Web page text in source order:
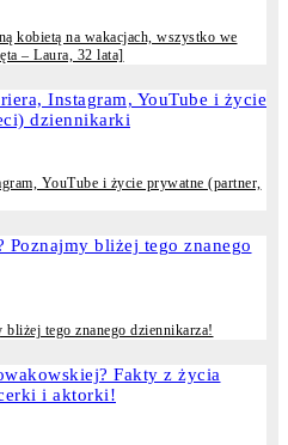
kobietą na wakacjach, wszystko we
– Laura, 32 lata]
YouTube i życie prywatne (partner,
tego znanego dziennikarza!